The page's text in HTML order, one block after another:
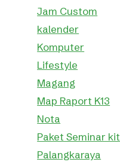
Jam Custom
kalender
Komputer
Lifestyle
Magang
Map Raport K13
Nota
Paket Seminar kit
Palangkaraya